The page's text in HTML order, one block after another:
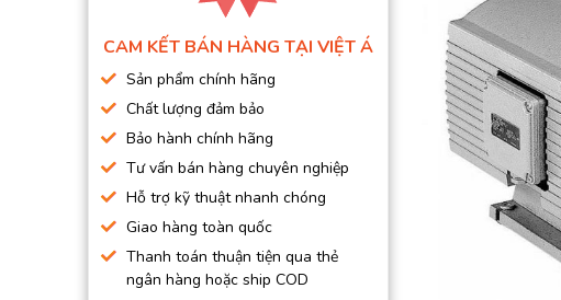
BƠM MÀNG KHÍ NÉN
BƠM HÚT CHÂN KHÔNG
BƠM ĐỊNH LƯỢNG
MOTOR, HỘP GIẢM TỐC
MÁY TẠO KHÍ NITO
CAM KẾT BÁN HÀNG TẠI VIỆT Á
Sản phẩm chính hãng
Chất lượng đảm bảo
Bảo hành chính hãng
Tư vấn bán hàng chuyên nghiệp
Hỗ trợ kỹ thuật nhanh chóng
Giao hàng toàn quốc
Thanh toán thuận tiện qua thẻ
ngân hàng hoặc ship COD